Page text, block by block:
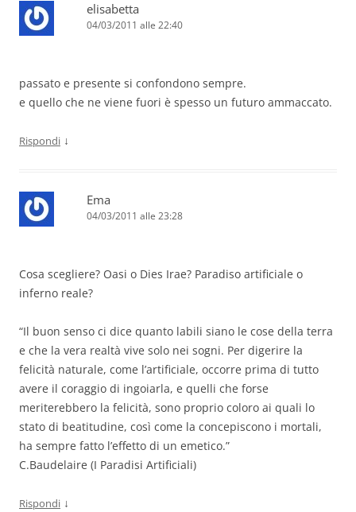
elisabetta
04/03/2011 alle 22:40
passato e presente si confondono sempre.
e quello che ne viene fuori è spesso un futuro ammaccato.
Rispondi ↓
Ema
04/03/2011 alle 23:28
Cosa scegliere? Oasi o Dies Irae? Paradiso artificiale o
inferno reale?
“Il buon senso ci dice quanto labili siano le cose della terra
e che la vera realtà vive solo nei sogni. Per digerire la
felicità naturale, come l’artificiale, occorre prima di tutto
avere il coraggio di ingoiarla, e quelli che forse
meriterebbero la felicità, sono proprio coloro ai quali lo
stato di beatitudine, così come la concepiscono i mortali,
ha sempre fatto l’effetto di un emetico.”
C.Baudelaire (I Paradisi Artificiali)
Rispondi ↓